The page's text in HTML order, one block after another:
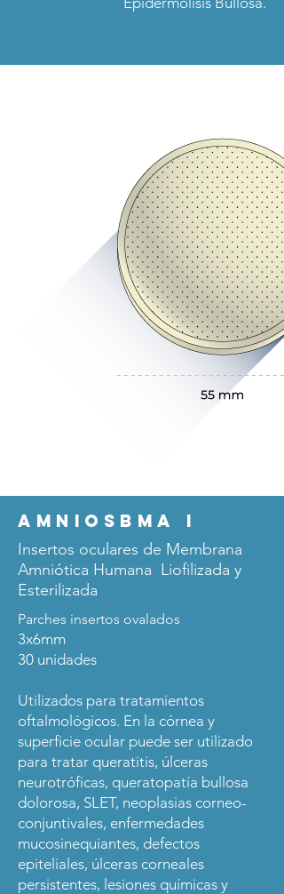
AMNIOSbma i
Insertos oculares de Membrana
Amniótica Humana Liofilizada y
Esterilizada
Parches insertos ovalados
3x6mm
30 unidades
Utilizados para tratamientos
oftalmológicos. En la córnea y
superficie ocular puede ser utilizado
para tratar queratitis, úlceras
neurotróficas, queratopatía bullosa
dolorosa, SLET, neoplasias corneo-
conjuntivales, enfermedades
mucosinequiantes, defectos
epiteliales, úlceras corneales
persistentes, lesiones químicas y